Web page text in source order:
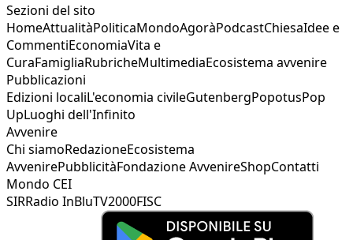
Sezioni del sito
HomeAttualitàPoliticaMondoAgoràPodcastChiesaIdee e
CommentiEconomiaVita e
CuraFamigliaRubricheMultimediaEcosistema avvenire
Pubblicazioni
Edizioni localiL'economia civileGutenbergPopotusPop
UpLuoghi dell'Infinito
Avvenire
Chi siamoRedazioneEcosistema
AvvenirePubblicitàFondazione AvvenireShopContatti
Mondo CEI
SIRRadio InBluTV2000FISC